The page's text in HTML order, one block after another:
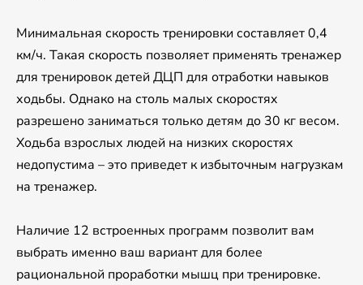
Минимальная скорость тренировки составляет 0,4
км/ч. Такая скорость позволяет применять тренажер
для тренировок детей ДЦП для отработки навыков
ходьбы. Однако на столь малых скоростях
разрешено заниматься только детям до 30 кг весом.
Ходьба взрослых людей на низких скоростях
недопустима – это приведет к избыточным нагрузкам
на тренажер.
Наличие 12 встроенных программ позволит вам
выбрать именно ваш вариант для более
рациональной проработки мышц при тренировке.